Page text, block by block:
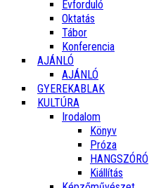
Évforduló
Oktatás
Tábor
Konferencia
AJÁNLÓ
AJÁNLÓ
GYEREKABLAK
KULTÚRA
Irodalom
Könyv
Próza
HANGSZÓRÓ
Kiállítás